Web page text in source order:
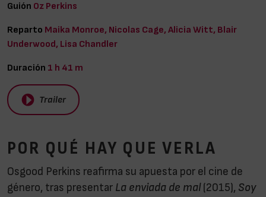
Guión Oz Perkins
Reparto Maika Monroe, Nicolas Cage, Alicia Witt, Blair
Underwood, Lisa Chandler
Duración 1 h 41 m
Trailer
POR QUÉ HAY QUE VERLA
Osgood Perkins reafirma su apuesta por el cine de
género, tras presentar La enviada de mal (2015), Soy